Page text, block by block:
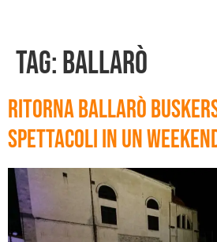
Tag:ballarò
Ritorna Ballarò
spettacoli in un